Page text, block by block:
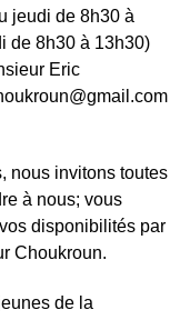
jeudi de 8h30 à
de 8h30 à 13h30)
Eric
nous invitons toutes
à nous; vous
disponibilités par
Choukroun.
de la